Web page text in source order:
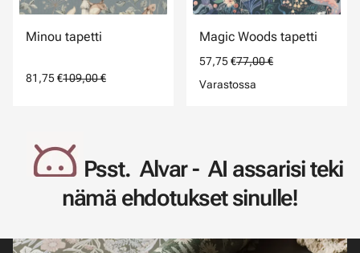
Minou tapetti
81,75 €109,00 €
Magic Woods tapetti
57,75 €77,00 €
Varastossa
Psst. Alvar - AI assarisi teki
nämä ehdotukset sinulle!